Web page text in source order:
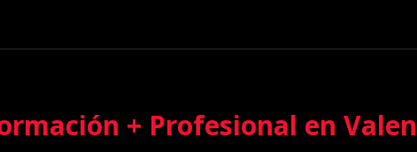
+ Profesional en